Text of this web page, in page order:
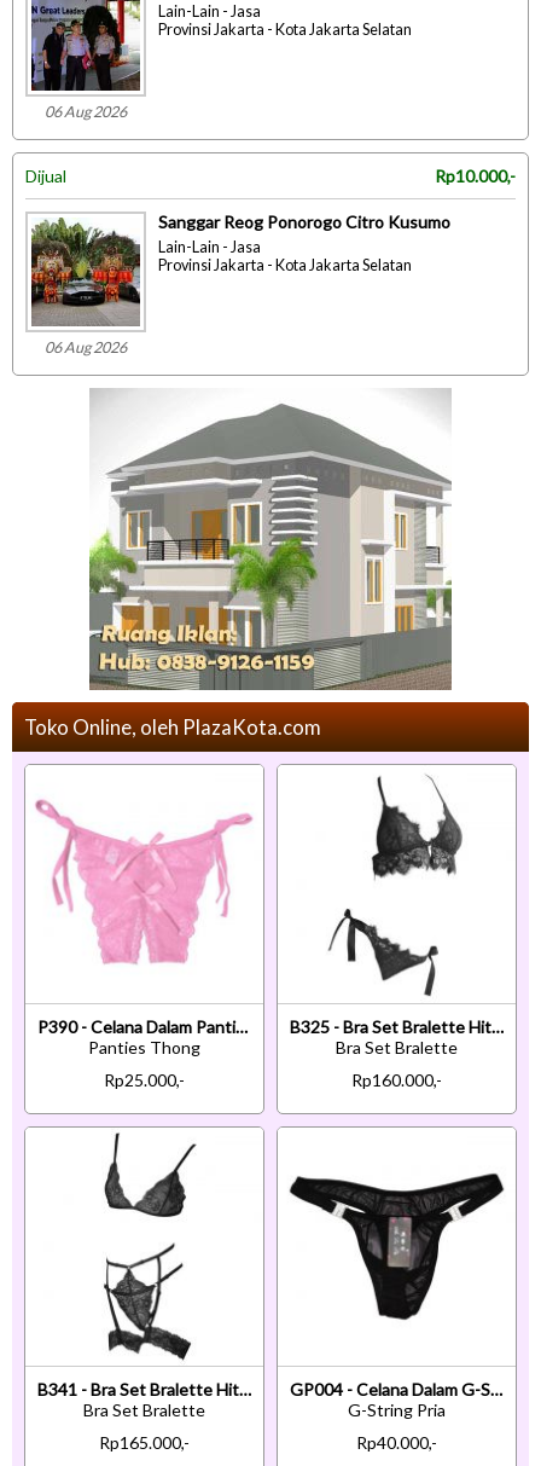
06 Aug 2026
Lain-Lain - Jasa
Provinsi Jakarta - Kota Jakarta Selatan
Dijual Rp10.000,-
06 Aug 2026
Sanggar Reog Ponorogo Citro Kusumo
Lain-Lain - Jasa
Provinsi Jakarta - Kota Jakarta Selatan
Toko Online, oleh PlazaKota.com
P390 - Celana Dalam Panties Thong Pink Transparan Ikat Samping Crotchless
Panties Thong
Rp25.000,-
B325 - Bra Set Bralette Hitam Celana Dalam Ikat Samping
Bra Set Bralette
Rp160.000,-
B341 - Bra Set Bralette Hitam Transparan Celana Dalam Garter Strap Garter Paha
Bra Set Bralette
Rp165.000,-
GP004 - Celana Dalam G-String Pria Hitam Transparan
G-String Pria
Rp40.000,-